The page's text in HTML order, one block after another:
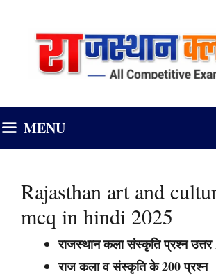
MENU
Rajasthan art and
mcq in hindi 2025
राजस्थान कला संस्कृति प्रश्न
राज कला व संस्कृति के 200 प्रश्न